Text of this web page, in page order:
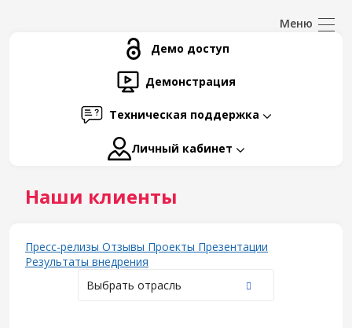
Демо доступ
Демонстрация
Техническая поддержка
Личный кабинет
Наши клиенты
Пресс-релизы Отзывы Проекты Презентации
Результаты внедрения
Выбрать отрасль